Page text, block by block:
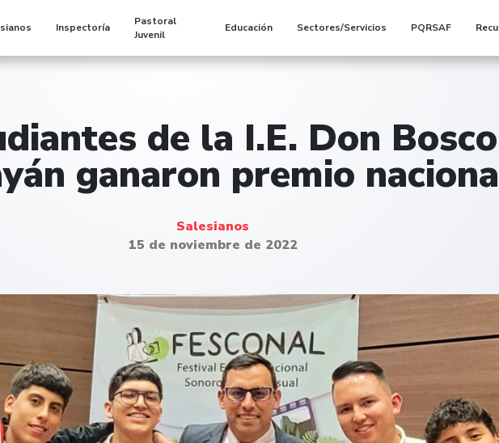
Inspectoría
Pastoral
Juvenil
Educación Sectores/Servicios PQRSAF
de la I.E. Don Bosco
ganaron premio
Salesianos
15 de noviembre de 2022